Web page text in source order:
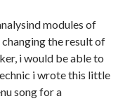
modules of
the result of
i would be able to
i wrote this little
song for a